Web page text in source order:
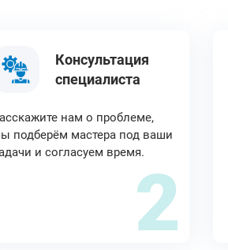
Консультация
специалиста
нам о проблеме,
подберём мастера под ваши
и согласуем время.
2